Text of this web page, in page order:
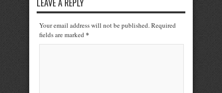
Your email address will not be published. Required
fields are marked *